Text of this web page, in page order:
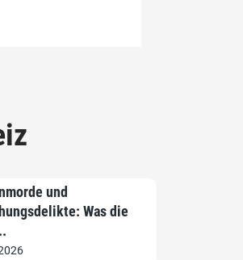
und
Was die